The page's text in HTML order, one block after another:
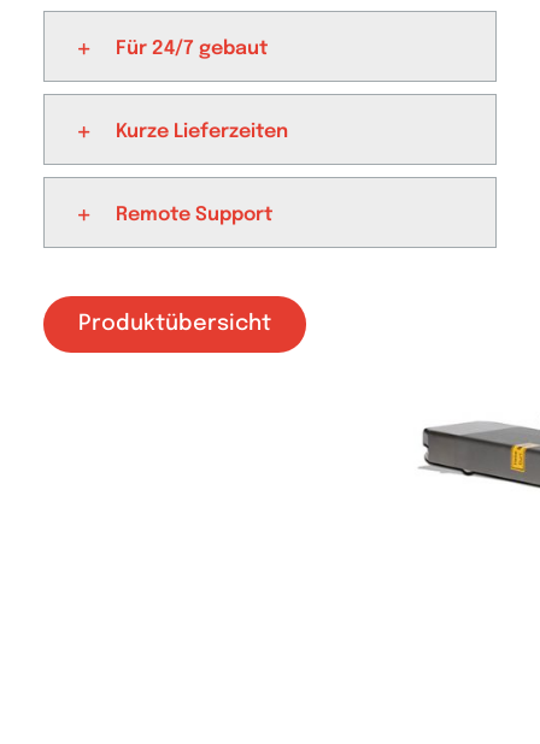
Für 24/7 gebaut
Kurze Lieferzeiten
Remote Support
Produktübersicht